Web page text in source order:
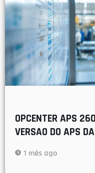
OPCENTER APS
VERSAO DO APS
1 mês ago